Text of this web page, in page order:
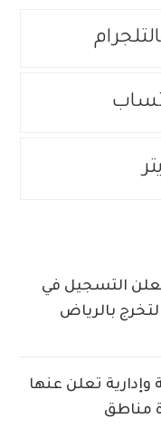
التسجيل في
بالرياض
تعلن عنها
مناطق